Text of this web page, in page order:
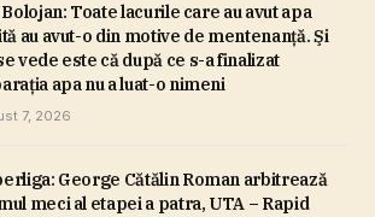
Toate lacurile care au avut apa
au avut-o din motive de mentenanţă. Şi
vede este că după ce s-a finalizat
apa nu a luat-o nimeni
7, 2026
George Cătălin Roman arbitrează
meci al etapei a patra, UTA – Rapid